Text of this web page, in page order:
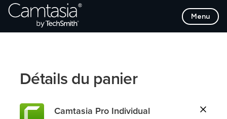
Passer
directement
au
Menu
Détails du panier
Camtasia Pro Individual